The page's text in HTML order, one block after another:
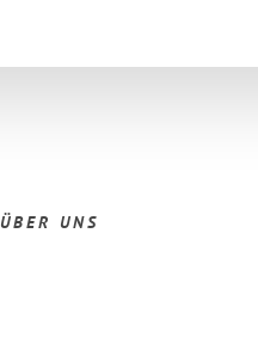
ÜBER UNS